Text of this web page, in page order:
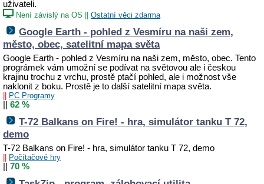
uživateli.
Není závislý na OS Ostatní věci zdarma
Google Earth - pohled z Vesmíru na naši zem,
město, obec, satelitní mapa světa
Google Earth - pohled z Vesmíru na naši zem, město, obec. Tento
prográmek vám umožní se podívat na světovou ale i českou
krajinu trochu z vrchu, prostě ptačí pohled, ale i možnost vše
naklonit z boku. Prostě je to další satelitní mapa světa.
PC Programy
62 %
T-72 Balkans on Fire! - hra, simulátor tanku T 72,
demo
T-72 Balkans on Fire! - hra, simulátor tanku T 72, demo
Počítačové hry
70 %